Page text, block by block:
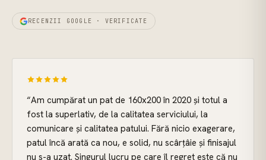
RECENZII GOOGLE · VERIFICATE
“Am cumpărat un pat de 160x200 în 2020 și totul a
fost la superlativ, de la calitatea serviciului, la
comunicare și calitatea patului. Fără nicio exagerare,
patul încă arată ca nou, e solid, nu scârțâie și finisajul
nu s-a uzat. Singurul lucru pe care îl regret este că nu